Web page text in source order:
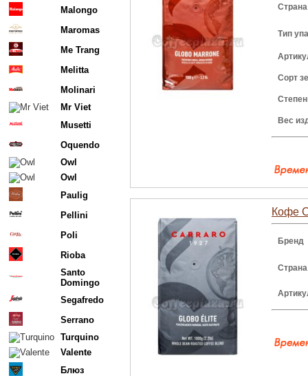
Malongo
Maromas
Me Trang
Melitta
Molinari
Mr Viet
Musetti
Oquendo
Owl
Owl
Paulig
Pellini
Poli
Rioba
Santo
Domingo
Segafredo
Serrano
Turquino
Valente
Блюз
Тип
Сорт
Вес
Кофе
Бренд